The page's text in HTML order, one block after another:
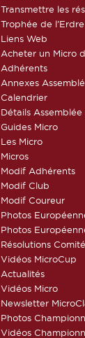
Transmettre les
Trophée de l’Erdre
Liens Web
Acheter un Micro
Adhérents
Annexes
Calendrier
Détails Assemblée
Guides Micro
Les Micro
Micros
Modif Adhérents
Modif Club
Modif Coureur
Photos
Photos
Résolutions Comité
Vidéos MicroCup
Actualités
Vidéos Micro
Newsletter
Photos
Vidéos